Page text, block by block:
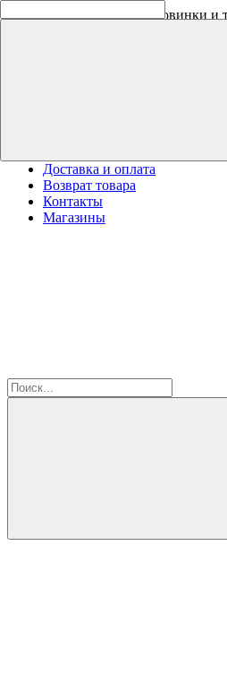
Оплачивайте бонусами новинки и
Доставка и оплата
Возврат товара
Контакты
Магазины